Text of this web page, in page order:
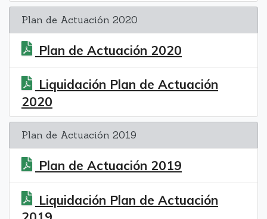
Plan de Actuación 2020
Plan de Actuación 2020
Liquidación Plan de Actuación
2020
Plan de Actuación 2019
Plan de Actuación 2019
Liquidación Plan de Actuación